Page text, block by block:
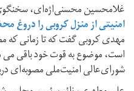
غلامحسین محسنی‌اژه‌ای،
امنیتی از منزل کروبی را دروغ
مهدی کروبی گفت که تا زمانی که
است، موضوع به قوت خود باقی می
شورای‌عالی امنیت‌ملی مصوبه‌ای